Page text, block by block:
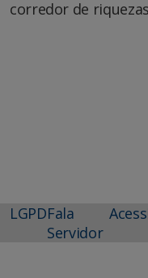
corredor de
LGPDFala
Servidor